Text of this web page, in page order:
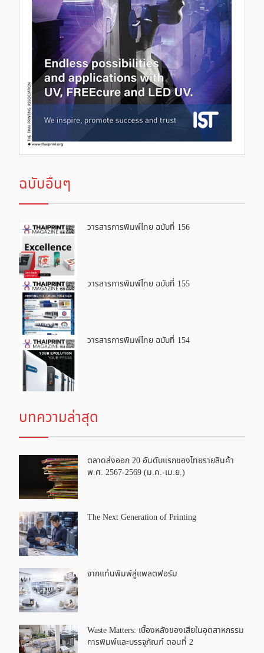
ฉบับอื่นๆ
วารสารการพิมพ์ไทย ฉบับที่ 156
วารสารการพิมพ์ไทย ฉบับที่ 155
วารสารการพิมพ์ไทย ฉบับที่ 154
บทความล่าสุด
ตลาดส่งออก 20 อันดับแรกของไทยรายสินค้า
พ.ศ. 2567-2569 (ม.ค.-เม.ย.)
The Next Generation of Printing
จากแท่นพิมพ์สู่แพลตฟอร์ม
Waste Matters: เบื้องหลังของเสียในอุตสาหกรรม
การพิมพ์และบรรจุภัณฑ์ ตอนที่ 2